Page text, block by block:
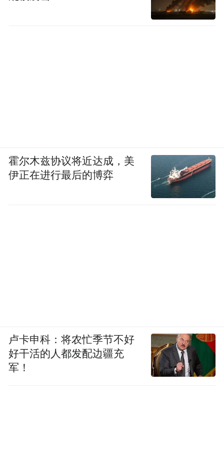
霍尔木兹协议将近达成，美
伊正在进行最后的博弈
卢卡申科：将农忙季节不好
好干活的人都发配边疆充
军！